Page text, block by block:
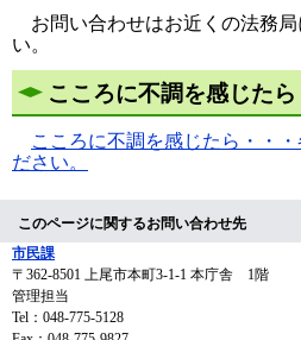
お問い合わせはお近くの法務局
い。
こころに不調を感じたら
こころに不調を感じたら・・
ださい。
このページに関するお問い合わせ先
市民課
〒362-8501 上尾市本町3-1-1 本庁舎 1階
管理担当
Tel：048-775-5128